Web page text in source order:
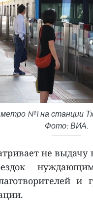
№1 на станции
Фото: ВИА.
не выдачу
и